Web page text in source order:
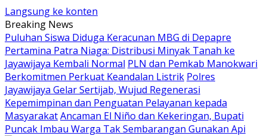
Langsung ke konten
Breaking News
Puluhan Siswa Diduga Keracunan MBG di Depapre
Pertamina Patra Niaga: Distribusi Minyak Tanah ke
Jayawijaya Kembali Normal PLN dan Pemkab Manokwari
Berkomitmen Perkuat Keandalan Listrik Polres
Jayawijaya Gelar Sertijab, Wujud Regenerasi
Kepemimpinan dan Penguatan Pelayanan kepada
MasyarakatAncaman El Niño dan Kekeringan, Bupati
Puncak Imbau Warga Tak Sembarangan Gunakan Api